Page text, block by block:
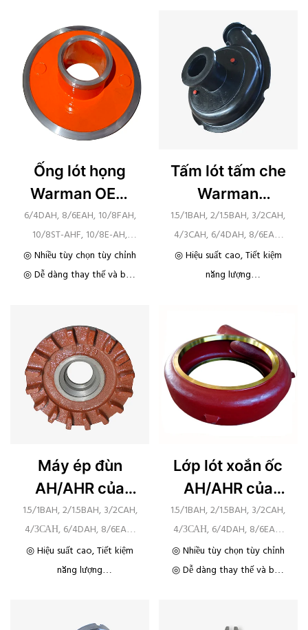
công chính xác
cao
◎ khả năng chống ăn mòn
Ống lót họng
Warman OEM
AH/AHR
6/4DAH, 8/6EAH, 10/8FAH,
10/8ST-AHF, 10/8E-AH,
12/10STAH, 14/12STAH,
16/14TUAH, 20/18TUAH
◎ Nhiều tùy chọn tùy chỉnh
◎ Dễ dàng thay thế và bảo
Tấm lót tấm che
Warman
AH/AHR
1.5/1BAH, 2/1.5BAH, 3/2CAH,
4/3CAH, 6/4DAH, 8/6EAH,
8/6F-AH, 10/8FAH,
12/10STAH, 14/12STAH,
◎ Hiệu suất cao, Tiết kiệm
năng lượng
kim, than, điện, công nghiệp
hóa chất
Máy ép đùn
AH/AHR của
Warman OEM
1.5/1BAH, 2/1.5BAH, 3/2CAH,
4/ЗСАН, 6/4DAH, 8/6EAH,
12/10STAH, 14/12STAH,
16/14TUAH, 20/18TUAH
◎ Hiệu suất cao, Tiết kiệm
năng lượng
Lớp lót xoắn ốc
AH/AHR của
Warman OEM
1.5/1BAH, 2/1.5BAH, 3/2CAH,
4/ЗСАН, 6/4DAH, 8/6EAH,
10/8FAH, 12/10STAH,
14/12STAH, 16/14TUAH,
◎ Nhiều tùy chọn tùy chỉnh
◎ Dễ dàng thay thế và bảo